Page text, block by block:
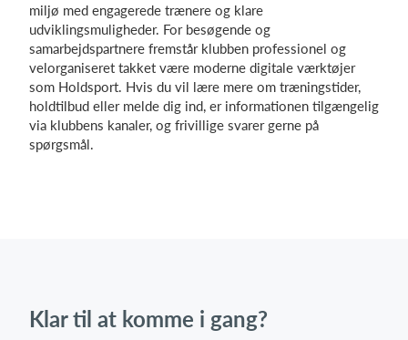
miljø med engagerede trænere og klare
udviklingsmuligheder. For besøgende og
samarbejdspartnere fremstår klubben professionel og
velorganiseret takket være moderne digitale værktøjer
som Holdsport. Hvis du vil lære mere om træningstider,
holdtilbud eller melde dig ind, er informationen tilgængelig
via klubbens kanaler, og frivillige svarer gerne på
spørgsmål.
Klar til at komme i gang?